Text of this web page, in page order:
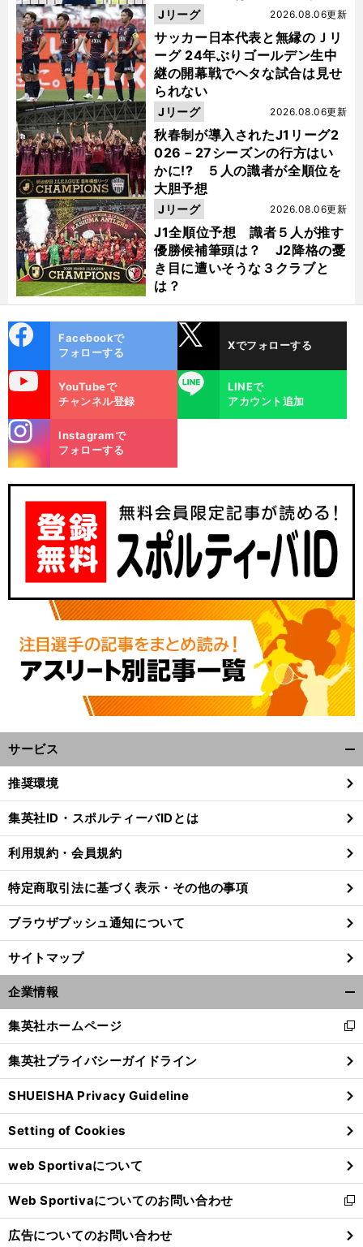
った
サッカー日本代表と無縁のＪリ
ーグ 24年ぶりゴールデン生中
継の開幕戦でヘタな試合は見せ
られない
2026.08.06更新
Jリーグ
秋春制が導入されたJ1リーグ2
026－27シーズンの行方はい
かに!? ５人の識者が全順位を
大胆予想
2026.08.06更新
Jリーグ
J1全順位予想 識者５人が推す
優勝候補筆頭は？ J2降格の憂
き目に遭いそうな３クラブと
は？
2026.08.06更新
Jリーグ
ok
Facebookで
フォローする
Xでフォローする
YouTubeで
チャンネル登録
LINE
LINEで
アカウント追加
m
Instagramで
フォローする
サービス
閉
る
推奨環境
集英社ID・スポルティーバIDとは
利用規約・会員規約
特定商取引法に基づく表示・その他の事項
ブラウザプッシュ通知について
サイトマップ
企業情報
閉
る
集英社ホームページ
新
し
い
ウ
ィ
ン
ド
ウ
で
開
く
集英社プライバシーガイドライン
SHUEISHA Privacy Guideline
Setting of Cookies
web Sportivaについて
Web Sportivaについてのお問い合わせ
新
し
い
広告についてのお問い合わせ